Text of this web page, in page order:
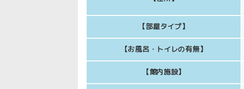
【部屋タイプ】
【お風呂・トイレの有無】
【館内施設】